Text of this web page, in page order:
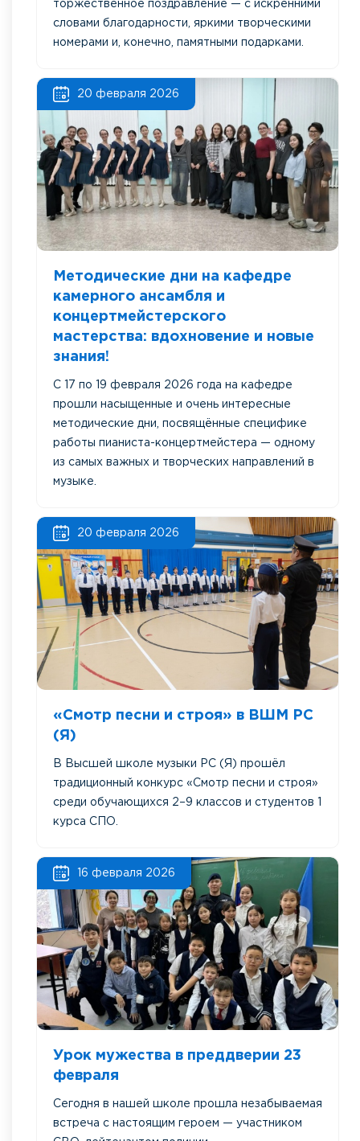
торжественное поздравление — с искренними
словами благодарности, яркими творческими
номерами и, конечно, памятными подарками.
20 февраля 2026
Методические дни на кафедре
камерного ансамбля и
концертмейстерского
мастерства: вдохновение и новые
знания!
С 17 по 19 февраля 2026 года на кафедре
прошли насыщенные и очень интересные
методические дни, посвящённые специфике
работы пианиста-концертмейстера — одному
из самых важных и творческих направлений в
музыке.
20 февраля 2026
«Смотр песни и строя» в ВШМ РС
(Я)
В Высшей школе музыки РС (Я) прошёл
традиционный конкурс «Смотр песни и строя»
среди обучающихся 2–9 классов и студентов 1
курса СПО.
16 февраля 2026
Урок мужества в преддверии 23
февраля
Сегодня в нашей школе прошла незабываемая
встреча с настоящим героем — участником